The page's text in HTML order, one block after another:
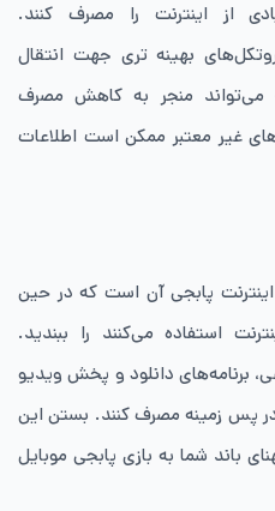
از اینترنت را مصرف کنند.
بهینه ‌تری جهت انتقال
می‌تواند منجر به کاهش مصرف
غیر معتبر ممکن است اطلاعات
پابجی آن است که در حین
استفاده می‌کنند را ببندید.
برنامه‌های دانلود و پخش ویدیو
در پس ‌زمینه مصرف کنند. بستن این
باند شما به بازی پابجی موبایل